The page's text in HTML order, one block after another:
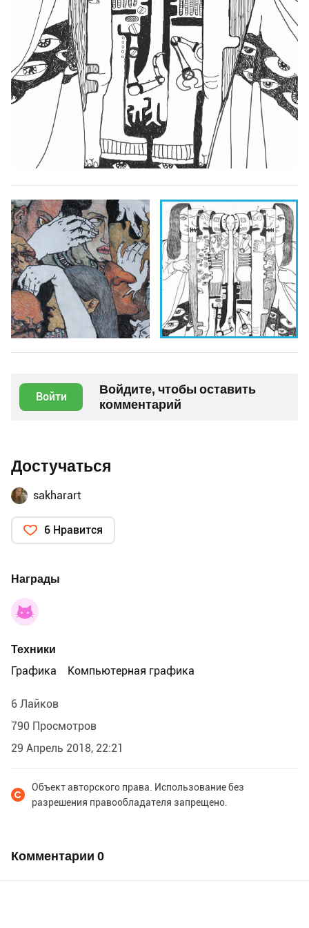
Войти
Войдите, чтобы оставить
комментарий
Достучаться
sakharart
6 Нравится
Награды
Техники
Графика
Компьютерная графика
6 Лайков
790 Просмотров
29 Апрель 2018, 22:21
Объект авторского права. Использование без
разрешения правообладателя запрещено.
Комментарии 0